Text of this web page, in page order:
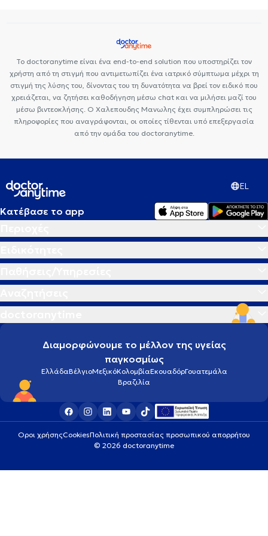
Το doctoranytime είναι ένα end-to-end solution που υποστηρίζει τον
χρήστη από τη στιγμή που αντιμετωπίζει ένα ιατρικό σύμπτωμα μέχρι τη
στιγμή της λύσης του, δίνοντας του τη δυνατότητα να βρεί τον ειδικό που
χρειάζεται, να ζητήσει καθοδήγηση μέσω chat και να μιλήσει μαζί του
μέσω βιντεοκλήσης. Ο Χαλεπουδης Μανωλης έχει συμπληρώσει τις
πληροφορίες που αναγράφονται, οι οποίες τίθενται υπό επεξεργασία
από την ομάδα του doctoranytime.
EL
Κατέβασε το app
Διαμορφώνουμε το μέλλον της υγείας
παγκοσμίως
ΕλλάδαΒέλγιοΜεξικόΚολομβίαΕκουαδόρΓουατεμάλα
Βραζιλία
Οροι χρήσηςCookiesΠολιτική προστασίας προσωπικού απορρήτου
© 2026 doctoranytime